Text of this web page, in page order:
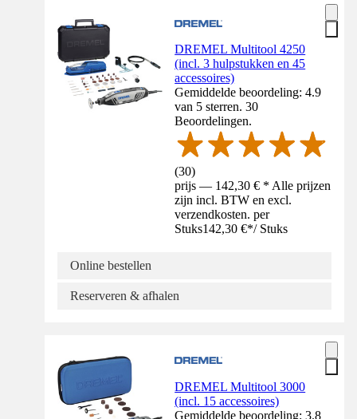
DREMEL Multitool 4250
(incl. 3 hulpstukken en 45
accessoires)
Gemiddelde beoordeling: 4.9
van 5 sterren. 30
Beoordelingen.
(30)
prijs — 142,30 € * Alle prijzen
zijn incl. BTW en excl.
verzendkosten. per
Stuks142,30 €*/ Stuks
Online bestellen
Reserveren & afhalen
DREMEL Multitool 3000
(incl. 15 accessoires)
Gemiddelde beoordeling: 3.8